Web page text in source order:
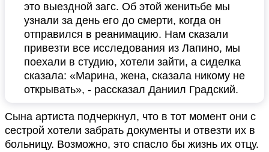
это выездной загс. Об этой женитьбе мы
узнали за день его до смерти, когда он
отправился в реанимацию. Нам сказали
привезти все исследования из Лапино, мы
поехали в студию, хотели зайти, а сиделка
сказала: «Марина, жена, сказала никому не
открывать», - рассказал Даниил Градский.
Сына артиста подчеркнул, что в тот момент они с
сестрой хотели забрать документы и отвезти их в
больницу. Возможно, это спасло бы жизнь их отцу.